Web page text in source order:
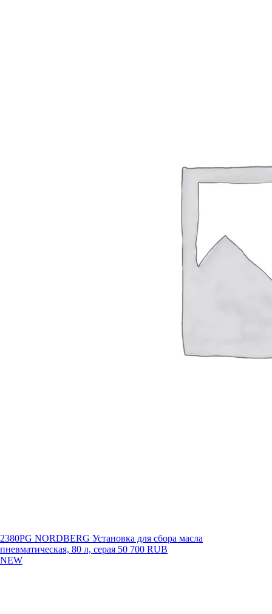
2380PG NORDBERG Установка для сбора масла
пневматическая, 80 л, серая 50 700 RUB
NEW